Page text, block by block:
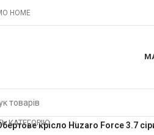
HOME
КАТЕГОРІЮкрісло Huzaro Force 3.7